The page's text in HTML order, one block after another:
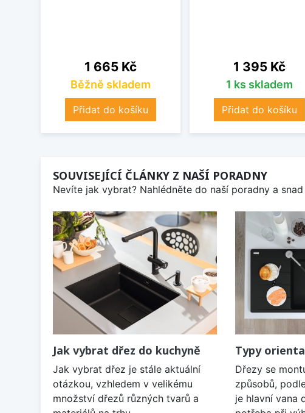
Cena
1 665 Kč
Běžně skladem
Přidat do košíku
Cena
1 395 Kč
1 ks skladem
Přidat do košíku
SOUVISEJÍCÍ ČLÁNKY Z NAŠÍ PORADNY
Nevíte jak vybrat? Nahlédněte do naší poradny a
Jak vybrat dřez do kuchyně
Jak vybrat dřez je stále aktuální
otázkou, vzhledem v velikému
množství dřezů různých tvarů a
Typy
Dřezy se
způsobů,
je hlavní vana